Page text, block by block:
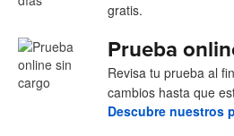
gratis.
Prueba
Revisa tu prueba al
cambios hasta que
Descubre nuestros